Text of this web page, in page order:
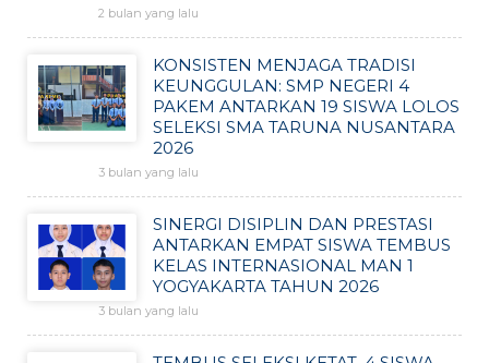
2 bulan yang lalu
KONSISTEN MENJAGA TRADISI
KEUNGGULAN: SMP NEGERI 4
PAKEM ANTARKAN 19 SISWA LOLOS
SELEKSI SMA TARUNA NUSANTARA
2026
3 bulan yang lalu
SINERGI DISIPLIN DAN PRESTASI
ANTARKAN EMPAT SISWA TEMBUS
KELAS INTERNASIONAL MAN 1
YOGYAKARTA TAHUN 2026
3 bulan yang lalu